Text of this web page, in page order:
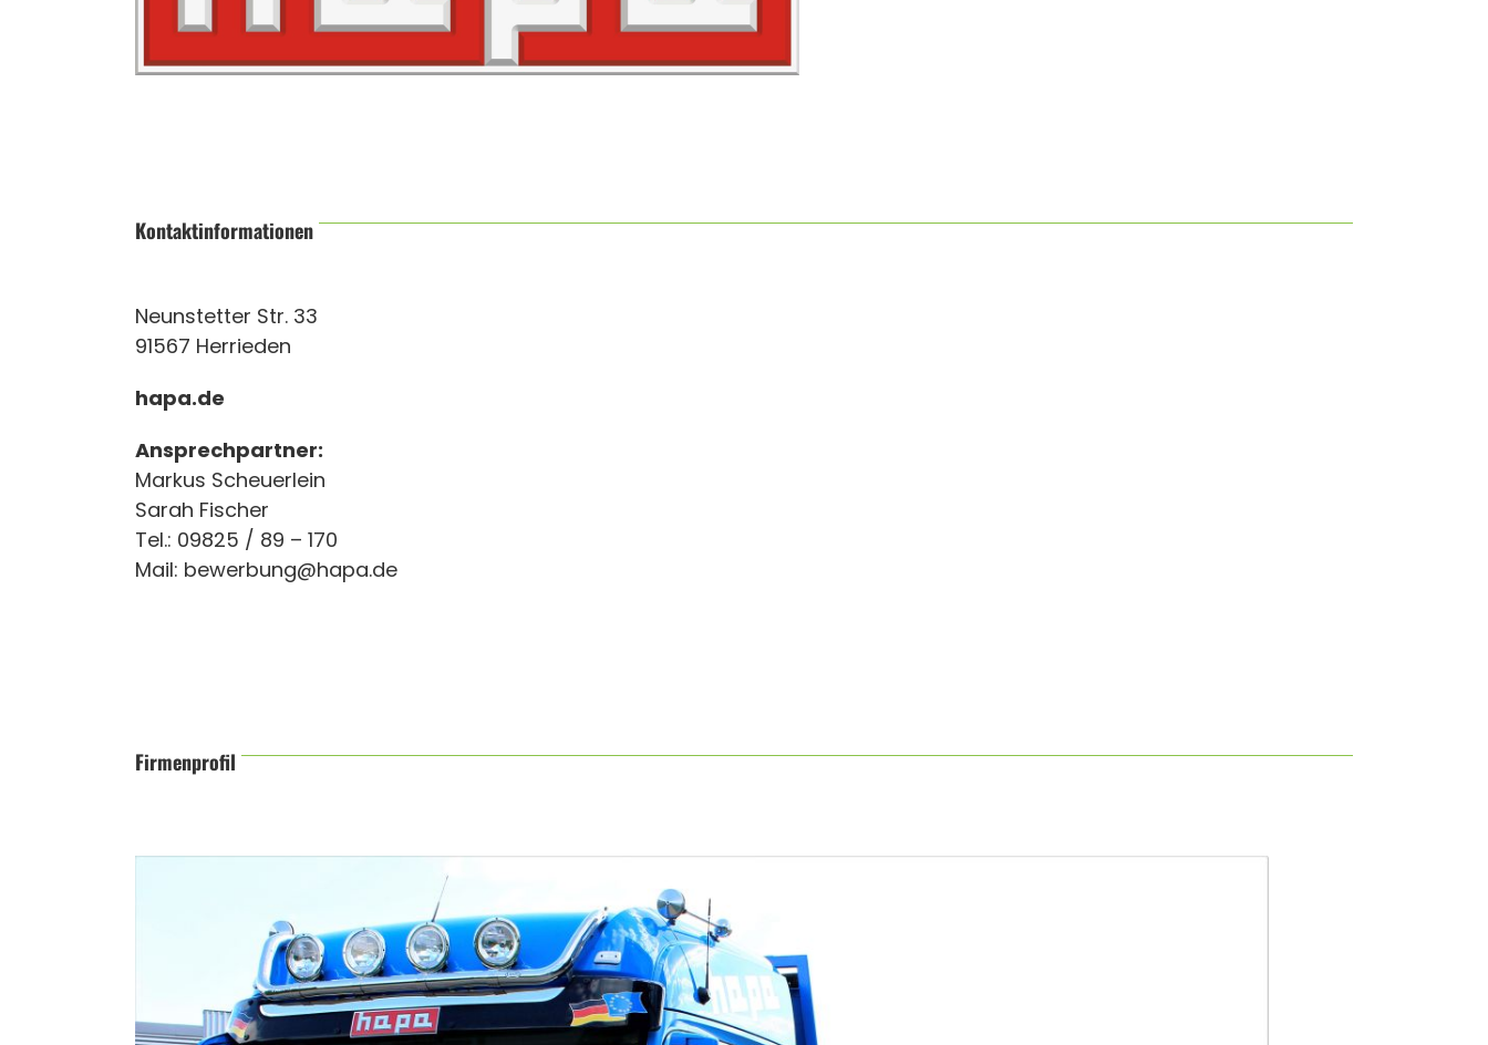
Kontaktinformationen
Neunstetter Str. 33
91567 Herrieden
hapa.de
Ansprechpartner:
Markus Scheuerlein
Sarah Fischer
Tel.: 09825 / 89 – 170
Mail: bewerbung@hapa.de
Firmenprofil